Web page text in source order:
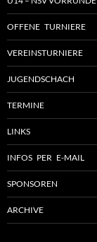
OFFENE TURNIERE
VEREINSTURNIERE
JUGENDSCHACH
TERMINE
LINKS
INFOS PER E-MAIL
SPONSOREN
ARCHIVE